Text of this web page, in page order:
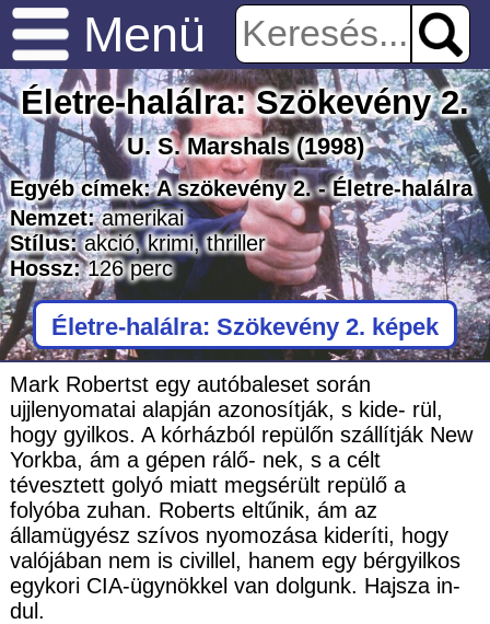
Menü
Életre-halálra: Szökevény 2.
U. S. Marshals(1998)
Egyéb címek:A szökevény 2. - Életre-halálra
Nemzet: amerikai
Stílus: akció,krimi,thriller
Hossz: 126perc
Életre-halálra: Szökevény 2. képek
Mark Robertst egy autóbaleset során
ujjlenyomatai alapján azonosítják, s kide- rül,
hogy gyilkos. A kórházból repülőn szállítják New
Yorkba, ám a gépen rálő- nek, s a célt
tévesztett golyó miatt megsérült repülő a
folyóba zuhan. Roberts eltűnik, ám az
államügyész szívos nyomozása kideríti, hogy
valójában nem is civillel, hanem egy bérgyilkos
egykori CIA-ügynökkel van dolgunk. Hajsza in-
dul.